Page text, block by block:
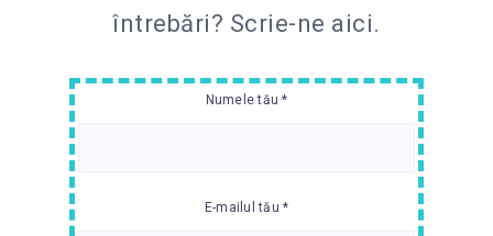
întrebări? Scrie-ne aici.
Numele tău *
E-mailul tău *